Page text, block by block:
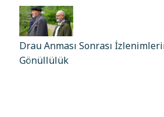
Drau Anması Sonrası
Gönüllülük